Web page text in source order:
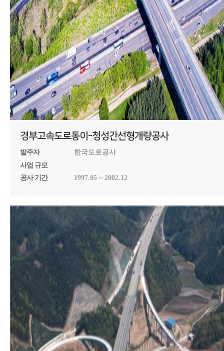
경부고속도로동이-청성간선형개량공사
발주자
한국도로공사
사업 규모
공사 기간
1997.05 ~ 2002.12